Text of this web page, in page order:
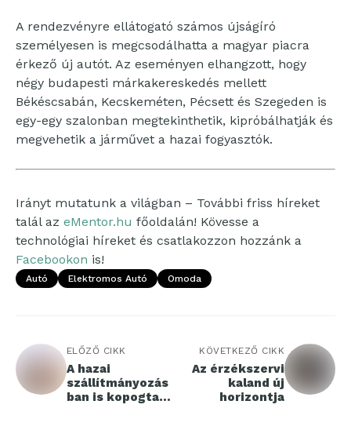
A rendezvényre ellátogató számos újságíró
személyesen is megcsodálhatta a magyar piacra
érkező új autót. Az eseményen elhangzott, hogy
négy budapesti márkakereskedés mellett
Békéscsabán, Kecskeméten, Pécsett és Szegeden is
egy-egy szalonban megtekinthetik, kipróbálhatják és
megvehetik a járművet a hazai fogyasztók.
Irányt mutatunk a világban – További friss híreket
talál az eMentor.hu főoldalán! Kövesse a
technológiai híreket és csatlakozzon hozzánk a
Facebookon is!
Autó Elektromos Autó Omoda
ELŐZŐ CIKK
A hazai
szállítmányozás
ban is kopogtat
KÖVETKEZŐ CIKK
Az érzékszervi
kaland új
horizontja